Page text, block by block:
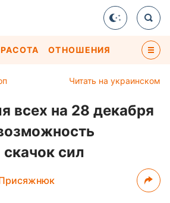
ОТНОШЕНИЯ
Читать на украинском
всех на 28 декабря
скачок сил